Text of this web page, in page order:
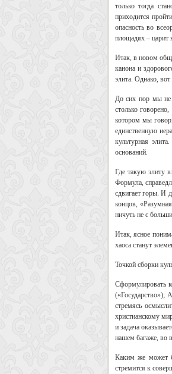
только тогда
приходится
опасность во
площадях – царит
Итак, в новом
канона и
элита. Однако, вот
До сих пор мы не
столько
котором мы
единственную
культурная
оснований.
Где такую элиту
Формула,
сдвигает горы. И
концов,
ничуть не с
Итак, ясное
хаоса станут
Точкой сборки
Сформулировать
стремясь
христианскому
и задача
нашем багаже, во
Каким же может
стремится к